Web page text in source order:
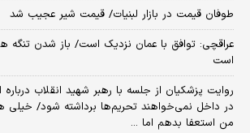
طوفان قیمت در بازار لبنیات/ قیمت شیر عجیب شد
عراقچی: توافق با عمان نزدیک است/ باز شدن تنگه
است
روایت پزشکیان از جلسه با رهبر شهید انقلاب
در داخل نمی‌خواهند تحریم‌ها برداشته شود/
من استعفا بدهم اما ...